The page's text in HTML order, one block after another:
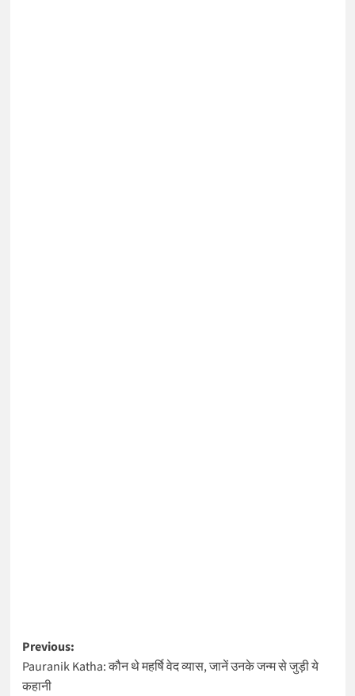
Post
navigation
Previous:
Pauranik Katha: कौन थे महर्षि वेद व्यास, जानें उनके जन्म से जुड़ी ये
कहानी